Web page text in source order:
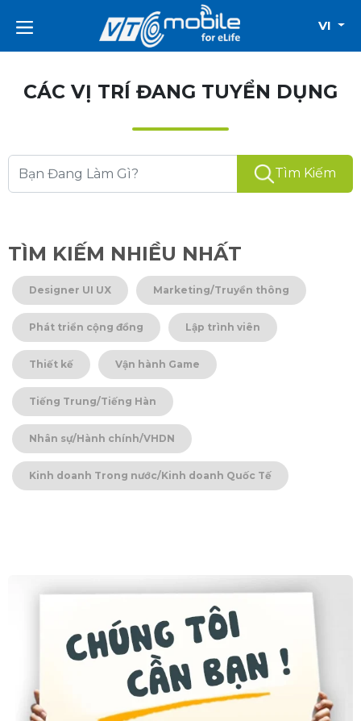
VI
CÁC VỊ TRÍ ĐANG TUYỂN DỤNG
Tìm Kiếm
TÌM KIẾM NHIỀU NHẤT
Designer UI UX Marketing/Truyền thông
Phát triển cộng đồng Lập trình viên
Thiết kế Vận hành Game
Tiếng Trung/Tiếng Hàn
Nhân sự/Hành chính/VHDN
Kinh doanh Trong nước/Kinh doanh Quốc Tế